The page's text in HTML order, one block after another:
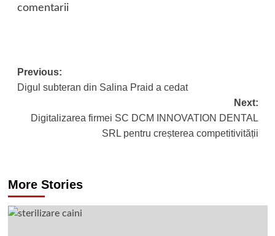
comentarii
Post
navigation
Previous:
Digul subteran din Salina Praid a cedat
Next:
Digitalizarea firmei SC DCM INNOVATION DENTAL
SRL pentru creșterea competitivității
More Stories